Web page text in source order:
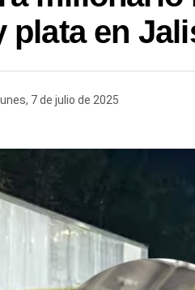
plata en
lunes, 7 de julio de 2025